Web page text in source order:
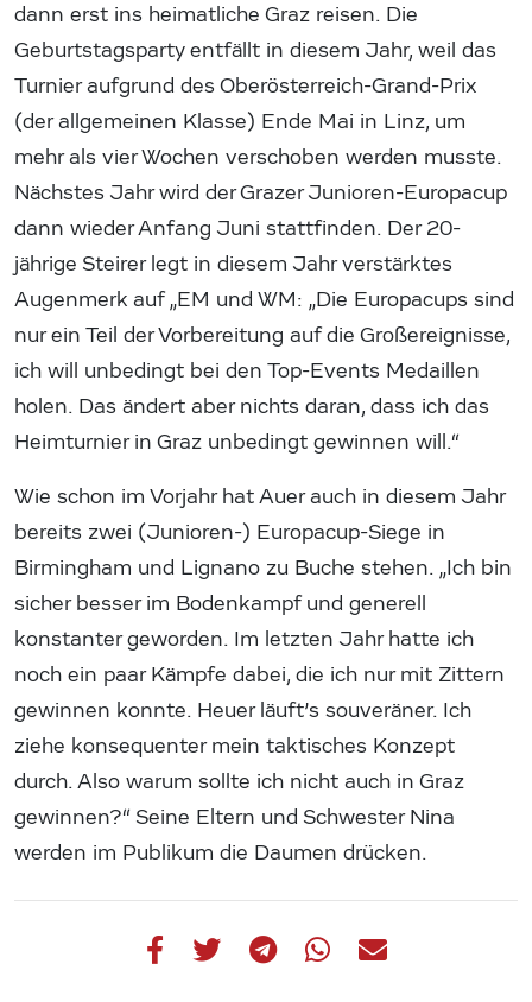
dann erst ins heimatliche Graz reisen. Die
Geburtstagsparty entfällt in diesem Jahr, weil das
Turnier aufgrund des Oberösterreich-Grand-Prix
(der allgemeinen Klasse) Ende Mai in Linz, um
mehr als vier Wochen verschoben werden musste.
Nächstes Jahr wird der Grazer Junioren-Europacup
dann wieder Anfang Juni stattfinden. Der 20-
jährige Steirer legt in diesem Jahr verstärktes
Augenmerk auf „EM und WM: „Die Europacups sind
nur ein Teil der Vorbereitung auf die Großereignisse,
ich will unbedingt bei den Top-Events Medaillen
holen. Das ändert aber nichts daran, dass ich das
Heimturnier in Graz unbedingt gewinnen will.“
Wie schon im Vorjahr hat Auer auch in diesem Jahr
bereits zwei (Junioren-) Europacup-Siege in
Birmingham und Lignano zu Buche stehen. „Ich bin
sicher besser im Bodenkampf und generell
konstanter geworden. Im letzten Jahr hatte ich
noch ein paar Kämpfe dabei, die ich nur mit Zittern
gewinnen konnte. Heuer läuft’s souveräner. Ich
ziehe konsequenter mein taktisches Konzept
durch. Also warum sollte ich nicht auch in Graz
gewinnen?“ Seine Eltern und Schwester Nina
werden im Publikum die Daumen drücken.